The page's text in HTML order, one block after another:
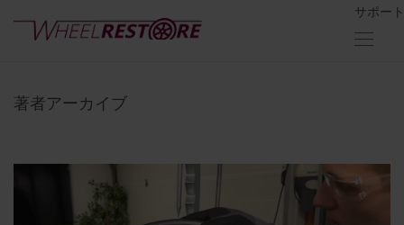
サポート
著者アーカイブ